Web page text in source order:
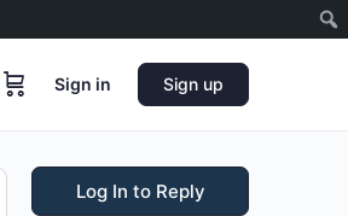
Sign in Sign up
Log In to Reply